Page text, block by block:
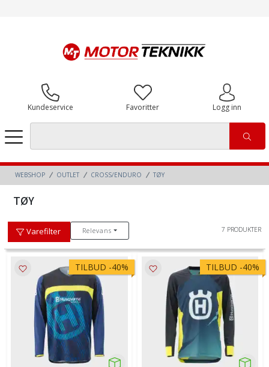
Kundeservice Favoritter Logg inn
WEBSHOP OUTLET CROSS/ENDURO TØY
TØY
Varefilter Relevans 7 PRODUKTER
TILBUD -40% TILBUD -40%